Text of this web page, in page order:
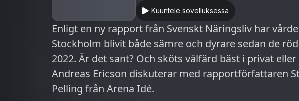
Kuuntele sovelluksessa
Enligt en ny rapport från Svenskt Näringsliv har
Stockholm blivit både sämre och dyrare sedan de
2022. Är det sant? Och sköts välfärd bäst i privat
Andreas Ericson diskuterar med rapportförfattaren
Pelling från Arena Idé.